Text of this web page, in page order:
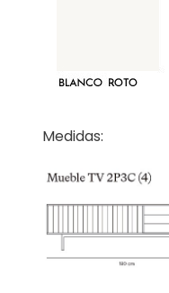
Medidas: